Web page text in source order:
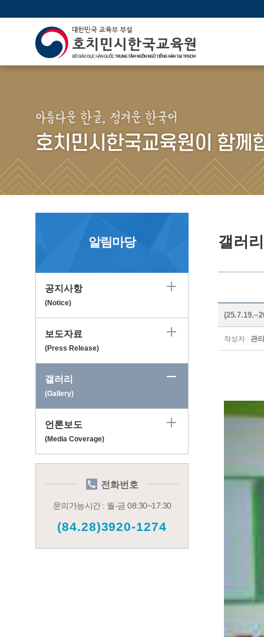
아름다운 한글, 정겨운 한국어
호치민시한국교육원이 함께
알림마당
공지사항
(Notice)
보도자료
(Press Release)
갤러리
(Gallery)
언론보도
(Media Coverage)
전화번호
문의가능시간 : 월-금 08:30~17:30
(84.28)3920-1274
갤러
작성자 : 관